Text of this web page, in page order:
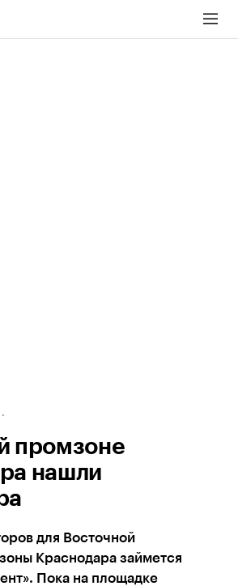
промзоне
нашли
для Восточной
Краснодара займется
Пока на площадке